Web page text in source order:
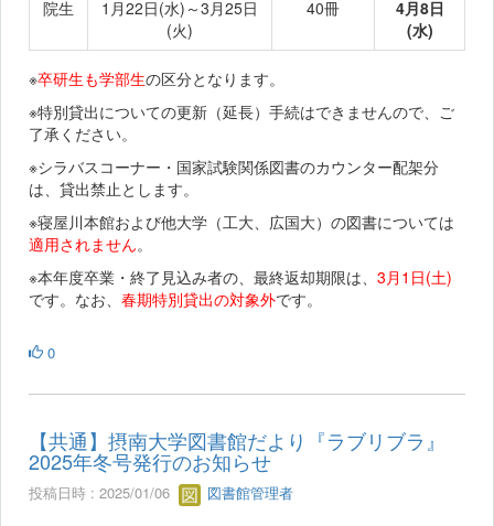
院生
1月22日(水)～3月25日
(火)
40冊
4月8日
(水)
※卒研生も学部生の区分となります。
※特別貸出についての更新（延長）手続はできませんので、ご
了承ください。
※シラバスコーナー・国家試験関係図書のカウンター配架分
は、貸出禁止とします。
※寝屋川本館および他大学（工大、広国大）の図書については
適用されません。
※本年度卒業・終了見込み者の、最終返却期限は、 3月1日(土)
です。なお、 春期特別貸出の対象外です。
0
【共通】摂南大学図書館だより『ラブリブラ』
2025年冬号発行のお知らせ
投稿日時 : 2025/01/06 図書館管理者